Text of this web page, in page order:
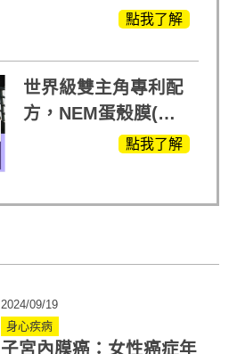
(蛋白聚醣)+UCII，超
點我了解
世界級雙主角專利配
方，NEM蛋殼膜(蛋
白聚醣)+UCll原裝進
點我了解
2024/09/19
身心疾病
子宮內膜癌：女性癌症年